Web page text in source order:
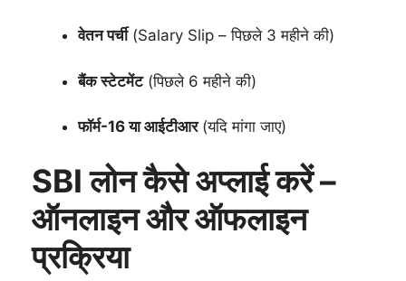
वेतन पर्ची(Salary Slip – पिछले 3 महीने की)
बैंक स्टेटमेंट(पिछले 6 महीने की)
फॉर्म-16 या आईटीआर(यदि मांगा जाए)
SBI लोन कैसे अप्लाई करें –
ऑनलाइन और ऑफलाइन
प्रक्रिया